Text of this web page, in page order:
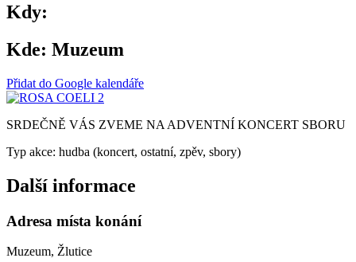
Kdy:
Kde: Muzeum
Přidat do Google kalendáře
SRDEČNĚ VÁS ZVEME NA ADVENTNÍ KONCERT SBORU
Typ akce: hudba (koncert, ostatní, zpěv, sbory)
Další informace
Adresa místa konání
Muzeum, Žlutice